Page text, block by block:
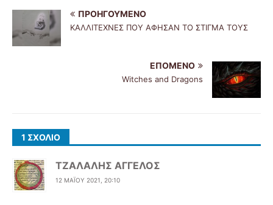
ΠΡΟΗΓΟΎΜΕΝΟ
ΚΑΛΛΙΤΕΧΝΕΣ ΠΟΥ ΑΦΗΣΑΝ ΤΟ ΣΤΙΓΜΑ ΤΟΥΣ
ΕΠΌΜΕΝΟ
Witches and Dragons
1 ΣΧΌΛΙΟ
ΤΖΑΛΑΛΗΣ ΑΓΓΕΛΟΣ
12 ΜΑΪ́ΟΥ 2021, 20:10